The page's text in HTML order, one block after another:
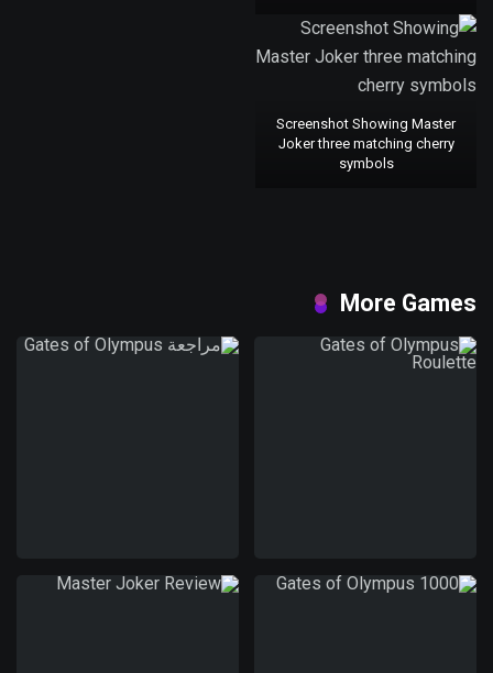
Screenshot Showing Master
Joker three matching cherry
symbols
More Games